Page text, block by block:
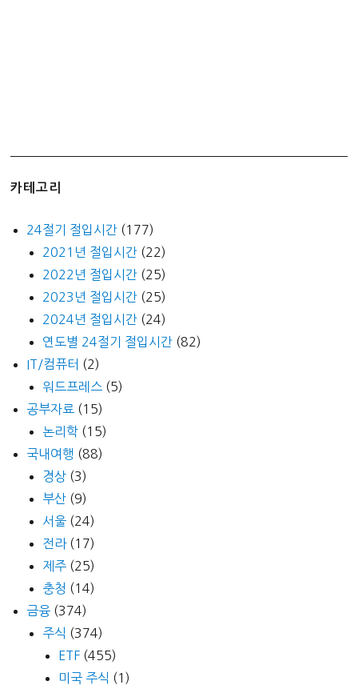
카테고리
24절기 절입시간 (177)
2021년 절입시간 (22)
2022년 절입시간 (25)
2023년 절입시간 (25)
2024년 절입시간 (24)
연도별 24절기 절입시간 (82)
IT/컴퓨터 (2)
워드프레스 (5)
공부자료 (15)
논리학 (15)
국내여행 (88)
경상 (3)
부산 (9)
서울 (24)
전라(17)
제주 (25)
충청 (14)
금융 (374)
주식 (374)
ETF (455)
미국 주식 (1)